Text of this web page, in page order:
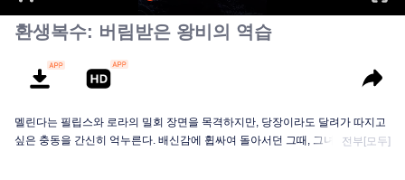
환생복수: 버림받은 왕비의 역습
멜린다는 필립스와 로라의 밀회 장면을 목격하지만, 당장이라도 달려가 따지고
싶은 충동을 간신히 억누른다. 배신감에 휩싸여 돌아서던 그때, 그녀는 넬슨과
전부[모두]